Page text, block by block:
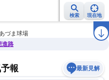
検索 現在地
警報・注意報 ラ
づま球場
進路
報 最新見解